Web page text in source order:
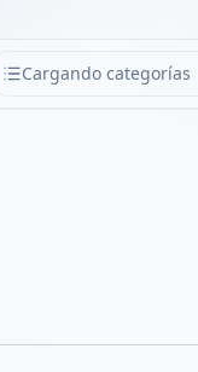
Cargando categorías
CATEGORÍAS
COMPLETA